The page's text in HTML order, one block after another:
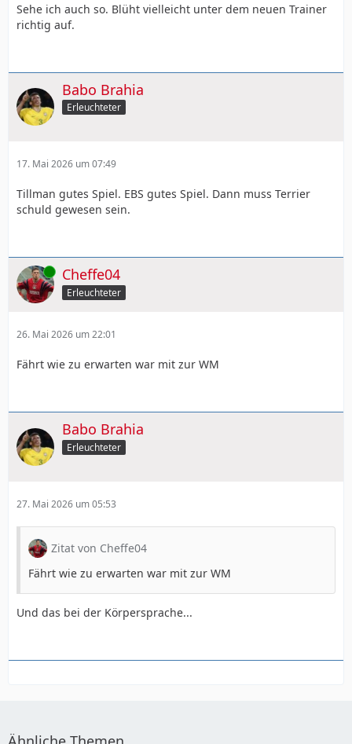
Sehe ich auch so. Blüht vielleicht unter dem neuen Trainer
richtig auf.
Babo Brahia
Erleuchteter
17. Mai 2026 um 07:49
Tillman gutes Spiel. EBS gutes Spiel. Dann muss Terrier
schuld gewesen sein.
Online Cheffe04
Erleuchteter
26. Mai 2026 um 22:01
Fährt wie zu erwarten war mit zur WM
Babo Brahia
Erleuchteter
27. Mai 2026 um 05:53
Zitat von Cheffe04
Fährt wie zu erwarten war mit zur WM
Und das bei der Körpersprache...